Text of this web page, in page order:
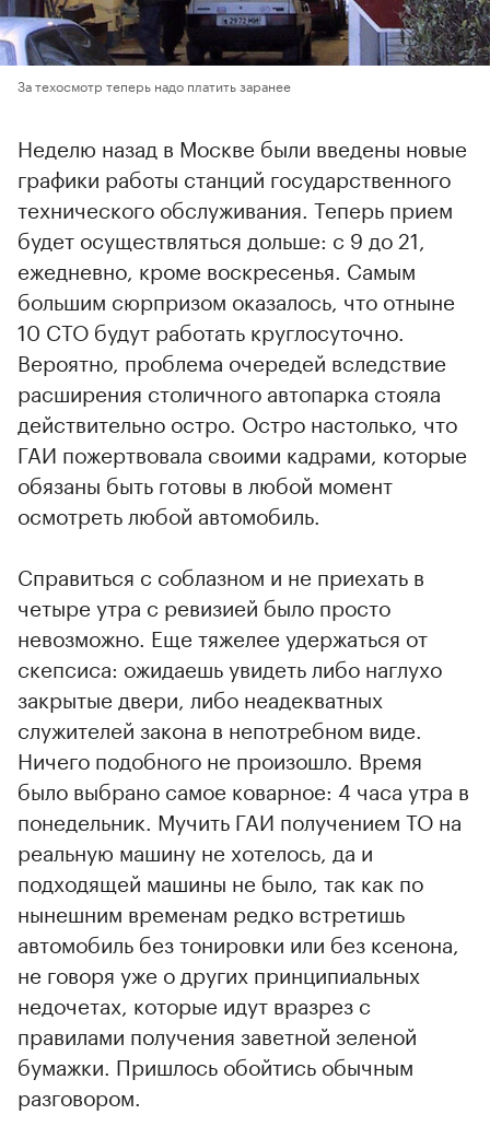
За техосмотр теперь надо платить заранее
Неделю назад в Москве были введены новые
графики работы станций государственного
технического обслуживания. Теперь прием
будет осуществляться дольше: с 9 до 21,
ежедневно, кроме воскресенья. Самым
большим сюрпризом оказалось, что отныне
10 СТО будут работать круглосуточно.
Вероятно, проблема очередей вследствие
расширения столичного автопарка стояла
действительно остро. Остро настолько, что
ГАИ пожертвовала своими кадрами, которые
обязаны быть готовы в любой момент
осмотреть любой автомобиль.
Справиться с соблазном и не приехать в
четыре утра с ревизией было просто
невозможно. Еще тяжелее удержаться от
скепсиса: ожидаешь увидеть либо наглухо
закрытые двери, либо неадекватных
служителей закона в непотребном виде.
Ничего подобного не произошло. Время
было выбрано самое коварное: 4 часа утра в
понедельник. Мучить ГАИ получением ТО на
реальную машину не хотелось, да и
подходящей машины не было, так как по
нынешним временам редко встретишь
автомобиль без тонировки или без ксенона,
не говоря уже о других принципиальных
недочетах, которые идут вразрез с
правилами получения заветной зеленой
бумажки. Пришлось обойтись обычным
разговором.